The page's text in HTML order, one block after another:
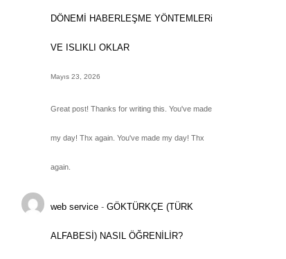
DÖNEMİ HABERLEŞME YÖNTEMLERi
VE ISLIKLI OKLAR
Mayıs 23, 2026
Great post! Thanks for writing this. You've made
my day! Thx again. You've made my day! Thx
again.
web service -GÖKTÜRKÇE (TÜRK
ALFABESİ) NASIL ÖĞRENİLİR?